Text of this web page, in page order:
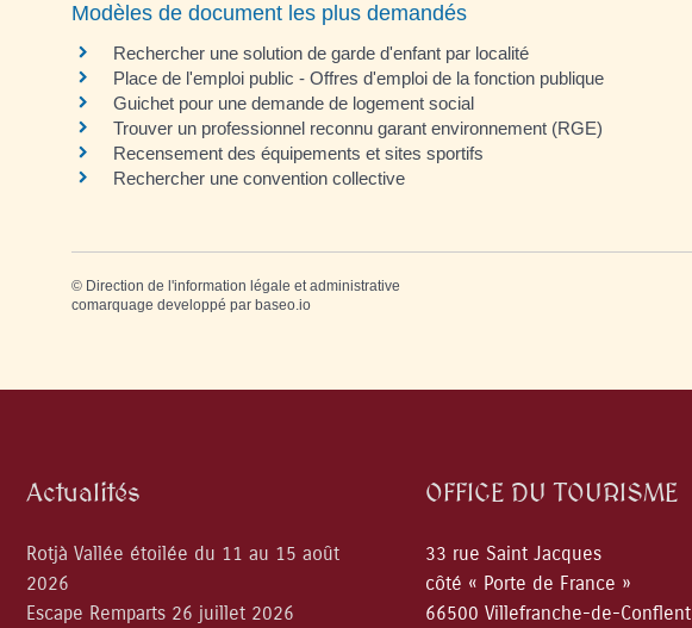
Modèles de document les plus demandés
Rechercher une solution de garde d'enfant par localité
Place de l'emploi public - Offres d'emploi de la fonction publique
Guichet pour une demande de logement social
Trouver un professionnel reconnu garant environnement (RGE)
Recensement des équipements et sites sportifs
Rechercher une convention collective
© Direction de l'information légale et administrative
comarquage developpé par baseo.io
Actualités
Rotjà Vallée étoilée du 11 au 15 août
2026
Escape Remparts 26 juillet 2026
OFFICE DU TOURISME
33 rue Saint Jacques
côté « Porte de France »
66500 Villefranche-de-Conflent